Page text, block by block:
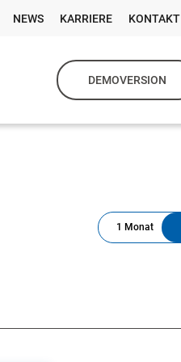
NEWS KARRIERE KONTAKT
DEMOVERSION
1 Monat